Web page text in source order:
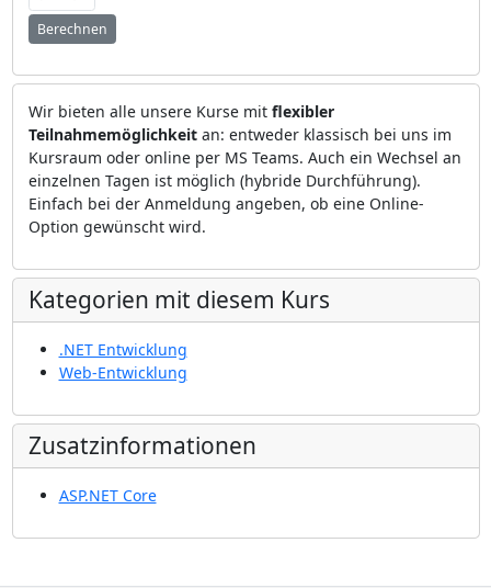
Berechnen
Wir bieten alle unsere Kurse mit flexibler
Teilnahmemöglichkeitan: entweder klassisch bei uns im
Kursraum oder online per MS Teams. Auch ein Wechsel an
einzelnen Tagen ist möglich (hybride Durchführung).
Einfach bei der Anmeldung angeben, ob eine Online-
Option gewünscht wird.
Kategorien mit diesem Kurs
.NET Entwicklung
Web-Entwicklung
Zusatzinformationen
ASP.NET Core